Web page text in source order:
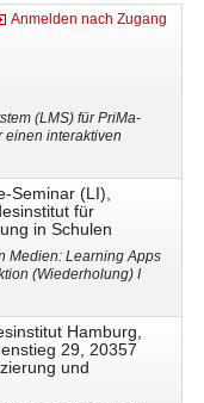
Anmelden nach Zugang
(LMS) für PriMa-
einen interaktiven
Seminar (LI),
für
in Schulen
Medien: Learning Apps
(Wiederholung) I
Hamburg,
29, 20357
und